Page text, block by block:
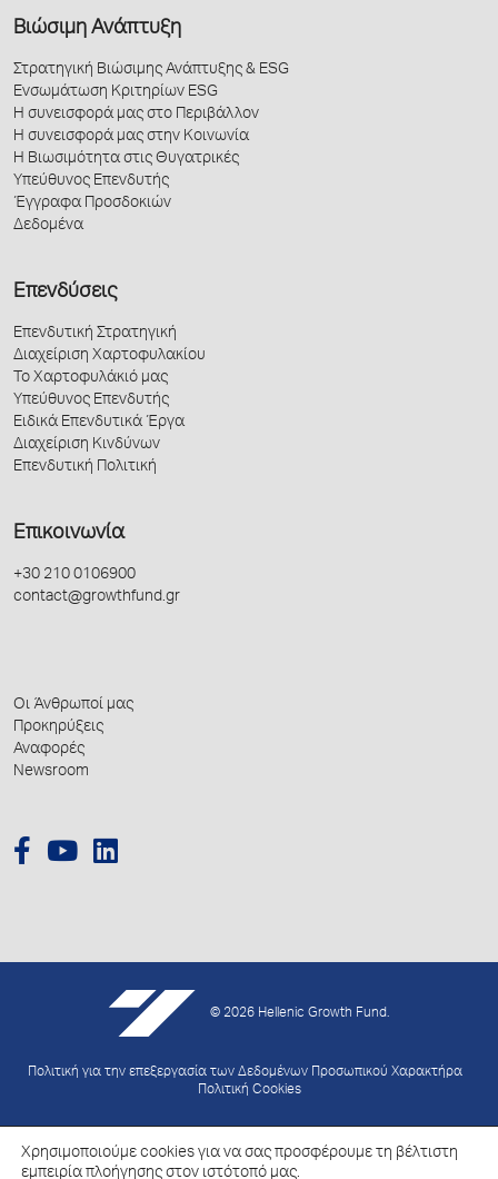
Βιώσιμη Ανάπτυξη
Στρατηγική Βιώσιμης Ανάπτυξης & ESG
Ενσωμάτωση Κριτηρίων ESG
Η συνεισφορά μας στο Περιβάλλον
Η συνεισφορά μας στην Κοινωνία
Η Βιωσιμότητα στις Θυγατρικές
Υπεύθυνος Επενδυτής
Έγγραφα Προσδοκιών
Δεδομένα
Επενδύσεις
Επενδυτική Στρατηγική
Διαχείριση Χαρτοφυλακίου
Το Χαρτοφυλάκιό μας
Υπεύθυνος Επενδυτής
Ειδικά Επενδυτικά Έργα
Διαχείριση Κινδύνων
Επενδυτική Πολιτική
Επικοινωνία
+30 210 0106900
contact@growthfund.gr
Οι Άνθρωποί μας
Προκηρύξεις
Αναφορές
Newsroom
© 2026 Hellenic Growth Fund.
Πολιτική για την επεξεργασία των Δεδομένων Προσωπικού Χαρακτήρα
Πολιτική Cookies
Χρησιμοποιούμε cookies για να σας προσφέρουμε τη βέλτιστη
εμπειρία πλοήγησης στον ιστότοπό μας.